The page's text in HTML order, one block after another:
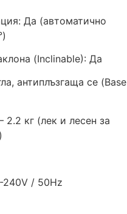
Да (автоматично
(Inclinable): Да
антиплъзгаща се (Base
2.2 кг (лек и лесен за
240V / 50Hz